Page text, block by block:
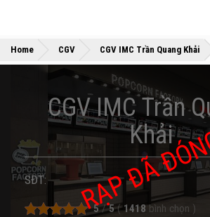
Home CGV CGV IMC Trần Quang Khải
CGV IMC Trần
Khải
SĐT:
5 / 5 ( 1418 bình chọn )
RẠP ĐÃ